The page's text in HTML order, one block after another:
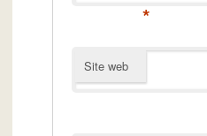
*
Site web